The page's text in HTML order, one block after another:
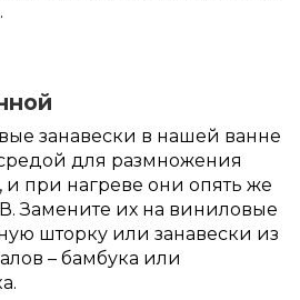
занавески в нашей ванне
для размножения
и при нагреве они опять же
Замените их на виниловые
шторку или занавески из
– бамбука или